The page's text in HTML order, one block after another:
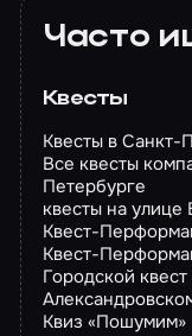
Часто
Квесты
Квесты в Санкт-
Все квесты
Петербурге
квесты на улице
Квест-
Квест-
Городской
Квиз «Пошумим»